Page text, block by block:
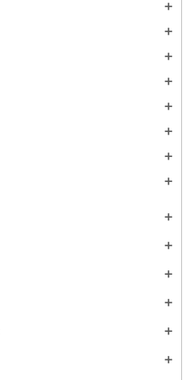
add
add
add
add
add
add
add
add
add
add
add
add
add
add